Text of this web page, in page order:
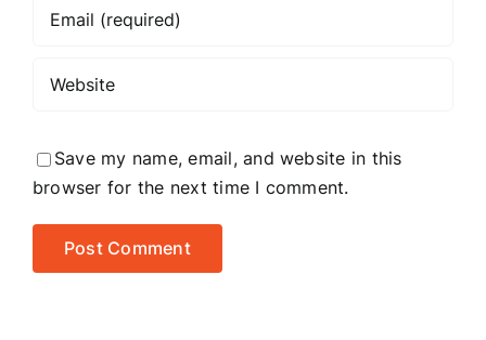
Save my name, email, and website in this
browser for the next time I comment.